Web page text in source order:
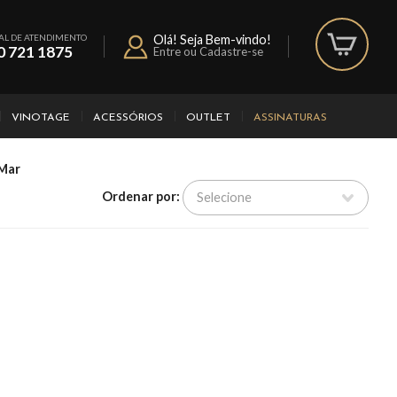
DE ATENDIMENTO
721 1875
Olá! Seja Bem-vindo!
Entre ou Cadastre-se
VINOTAGE ACESSÓRIOS OUTLET ASSINATURAS
Ordenar por: